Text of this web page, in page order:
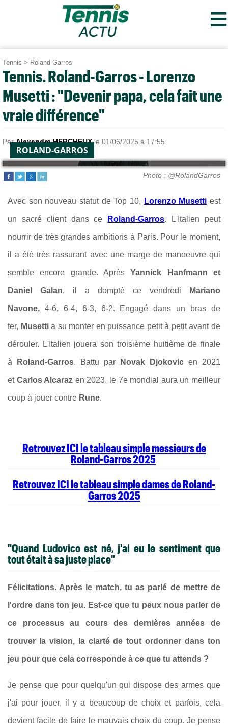
≡
Tennis > Roland-Garros
Tennis. Roland-Garros - Lorenzo
Musetti : "Devenir papa, cela fait une
vraie différence"
ParAlexandre HERCHEUXle 01/06/2025 à 17:55
ROLAND-GARROS
Photo : @RolandGarros
Avec son nouveau statut de Top 10, Lorenzo Musetti est
un sacré client dans ce Roland-Garros. L'Italien peut
nourrir de très grandes ambitions à Paris. Pour le moment,
il a été très rassurant avec une marge de manoeuvre qui
semble encore grande. AprèsYannick Hanfmann et
Daniel Galan, il a dompté ce vendredi Mariano
Navone, 4-6, 6-4, 6-3, 6-2. Engagé dans un bras de
fer, Musettia su monter en puissance petit à petit avant de
dérouler. L'Italien jouera son troisième huitième de finale
à Roland-Garros. Battu par Novak Djokovic en 2021
et Carlos Alcaraz en 2023, le 7e mondial aura un meilleur
coup à jouer contre Rune.
Retrouvez ICI le tableau simple messieurs de
Roland-Garros 2025
Retrouvez ICI le tableau simple dames de Roland-
Garros 2025
"Quand Ludovico est né, j'ai eu le sentiment que
tout était à sa juste place"
Félicitations. Après le match, tu as parlé de mettre de
l'ordre dans ton jeu. Est-ce que tu peux nous parler de
ce processus au cours des dernières années de
trouver la vision, la clarté de tout ordonner dans ton
jeu pour que cela corresponde à ce que tu attends ?
Je pense que pour quelqu'un qui dispose des armes que
j'ai pour jouer, il y a beaucoup de choix et parfois, cela
devient facile de faire le mauvais choix du coup. Je pense